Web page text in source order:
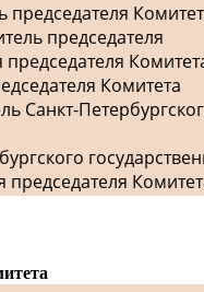
председателя
председателя
председателя
Комитета
Санкт-
председателя